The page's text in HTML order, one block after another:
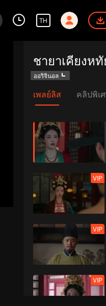
TH
ชายาเคียงหทั
ออริจินอล
เพลย์ลิส คลิปพิเ
VIP
VIP
VIP